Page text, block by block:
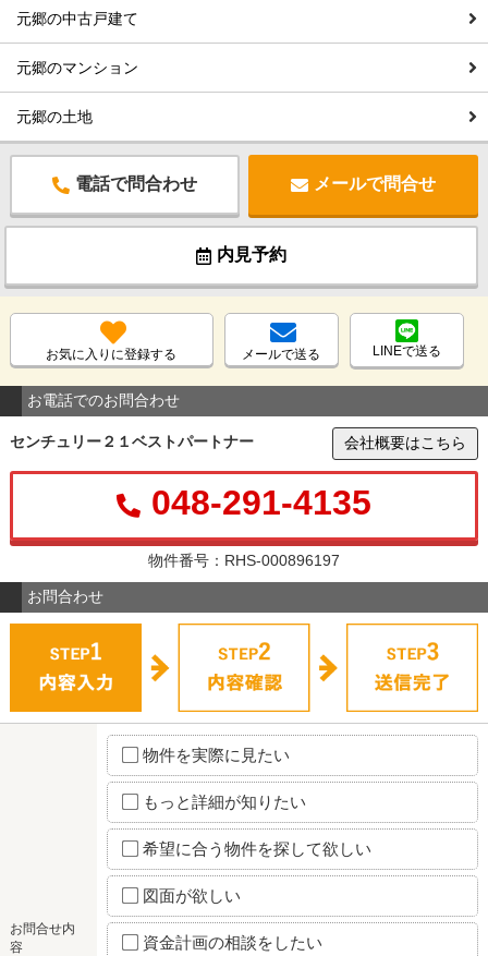
元郷の中古戸建て
元郷のマンション
元郷の土地
電話で問合わせ メールで問合せ
内見予約
お気に入りに登録する メールで送る LINEで送る
お電話でのお問合わせ
センチュリー２１ベストパートナー 会社概要はこちら
048-291-4135
物件番号：RHS-000896197
お問合わせ
お問合せ内
容
物件を実際に見たい
もっと詳細が知りたい
希望に合う物件を探して欲しい
図面が欲しい
資金計画の相談をしたい